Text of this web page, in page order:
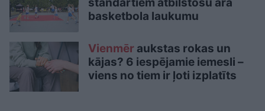
basketbola laukumu
Vienmēr aukstas rokas un
kājas? 6 iespējamie iemesli –
viens no tiem ir ļoti izplatīts